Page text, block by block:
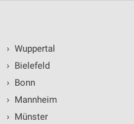
› Wuppertal
› Bielefeld
› Bonn
› Mannheim
› Münster